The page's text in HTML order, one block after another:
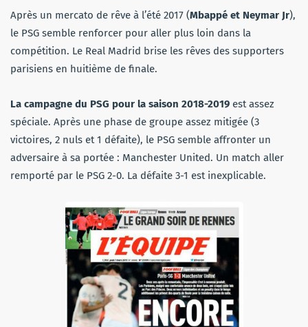
Après un mercato de rêve à l’été 2017 (Mbappé et Neymar Jr),
le PSG semble renforcer pour aller plus loin dans la
compétition. Le Real Madrid brise les rêves des supporters
parisiens en huitième de finale.
La campagne du PSG pour la saison 2018-2019 est assez
spéciale. Après une phase de groupe assez mitigée (3
victoires, 2 nuls et 1 défaite), le PSG semble affronter un
adversaire à sa portée : Manchester United. Un match aller
remporté par le PSG 2-0. La défaite 3-1 est inexplicable.